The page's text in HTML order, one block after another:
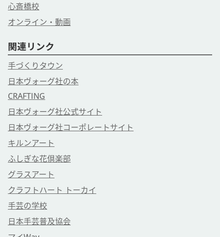
心斎橋校
オンライン・動画
関連リンク
手づくりタウン
日本ヴォーグ社の本
CRAFTING
日本ヴォーグ社公式サイト
日本ヴォーグ社コーポレートサイト
キルンアート
ふしぎな花倶楽部
グラスアート
クラフトハート トーカイ
手芸の学校
日本手芸普及協会